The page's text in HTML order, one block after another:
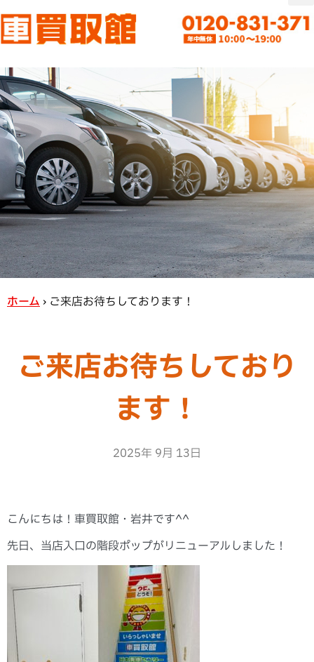
ホーム › ご来店お待ちしております！
ご来店お待ちしており
ます！
2025年 9月 13日
こんにちは！車買取館・岩井です^^
先日、当店入口の階段ポップがリニューアルしました！